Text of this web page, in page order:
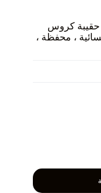
حقيبة كروس
، محفظة ،